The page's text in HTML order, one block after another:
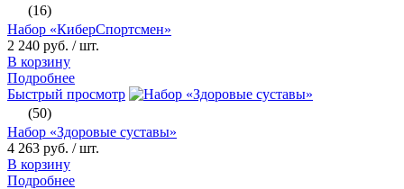
(16)
Набор «КиберСпортсмен»
2 240 руб. / шт.
В корзину
Подробнее
Быстрый просмотр
(50)
Набор «Здоровые суставы»
4 263 руб. / шт.
В корзину
Подробнее